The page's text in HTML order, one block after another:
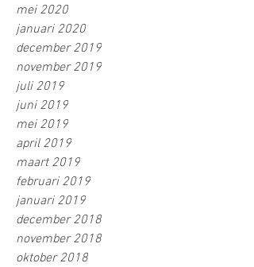
mei 2020
januari 2020
december 2019
november 2019
juli 2019
juni 2019
mei 2019
april 2019
maart 2019
februari 2019
januari 2019
december 2018
november 2018
oktober 2018